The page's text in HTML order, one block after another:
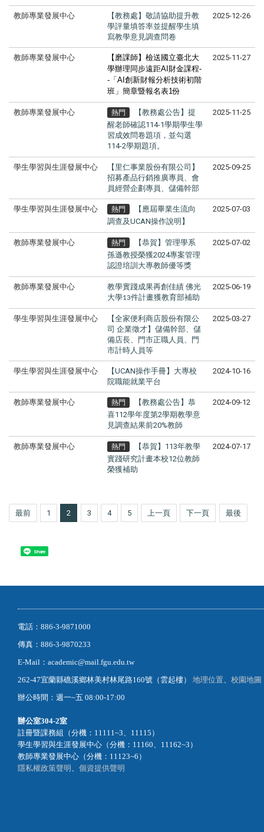
教師專業發展中心
【教務處】敬請協助提升教
學評量填答率並提醒學生填
寫教學意見調查問卷
2025-12-26
教師專業發展中心
【磨課師】檢送國立臺北大
學辦理同步遠距AI財金課程-
-「AI創新財報分析技術初階
班」簡章暨報名表1份
2025-11-27
教師專業發展中心 熱門
【教務處公告】提
醒老師確認114-1學期學生學
習成效問卷題項，並勾選
114-2學期題項。
2025-11-25
學生學習與生涯發展中心
【里仁事業股份有限公司】
招募產品行銷推廣專員、會
員經營企劃專員、儲備幹部
2025-09-25
學生學習與生涯發展中心 熱門
【應屆畢業生流向
調查及UCAN操作說明】
2025-07-03
教師專業發展中心 熱門
【恭賀】管理學系
孫遜教授榮獲2024專案管理
認證培訓大專教師優等獎
2025-07-02
教師專業發展中心 教學實踐成果再創佳績 佛光
大學13件計畫獲教育部補助
2025-06-19
學生學習與生涯發展中心
【全家便利商店股份有限公
司 企業徵才】儲備幹部、儲
備店長、門市正職人員、門
市計時人員等
2025-03-27
學生學習與生涯發展中心
【UCAN操作手冊】大專校
院職能就業平台
2024-10-16
教師專業發展中心 熱門
【教務處公告】恭
喜112學年度第2學期教學意
見調查結果前20%教師
2024-09-12
教師專業發展中心 熱門
【恭賀】113年教學
實踐研究計畫本校12位教師
榮獲補助
2024-07-17
最前 1 2 3 4 5 上一頁 下一頁 最後
Share
電話：886-3-9871000
傳真：886-3-9870233
E-Mail：academic@mail.fgu.edu.tw
262-47宜蘭縣礁溪鄉林美村林尾路160號（雲起樓） 地理位置、 校園地圖
辦公時間：週一~五 08:00-17:00
辦公室304-2室
註冊暨課務組（分機：11111~3、11115）
學生學習與生涯發展中心（分機：11160、11162~3）
教師專業發展中心（分機：11123~6）
隱私權政策聲明 、 個資提供聲明